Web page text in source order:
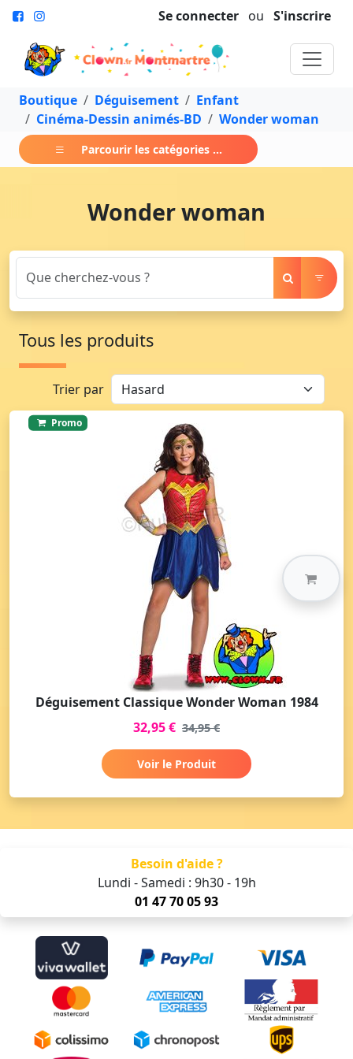
Se connecter ou S'inscrire
Boutique Déguisement
Enfant
Cinéma-Dessin animés-BD
Wonder woman
Parcourir les catégories ...
Wonder woman
Tous les produits
Trier par
Promo
Déguisement Classique Wonder Woman 1984
32,95 € 34,95 €
Voir le Produit
Besoin d'aide ?
Lundi - Samedi : 9h30 - 19h
01 47 70 05 93